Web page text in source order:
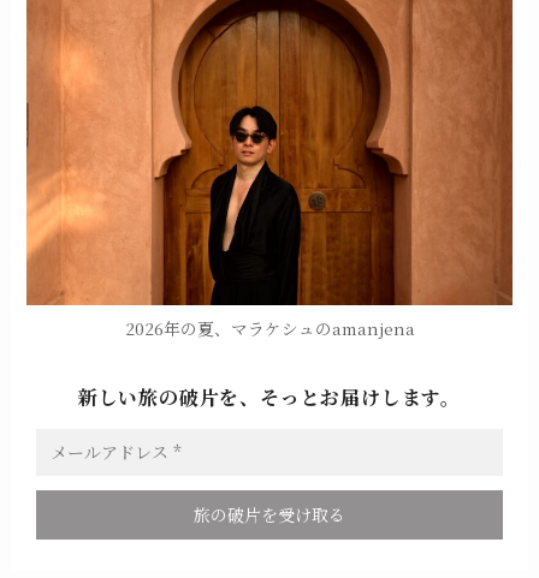
2026年の夏、マラケシュのamanjena
新しい旅の破片を、そっとお届けします。